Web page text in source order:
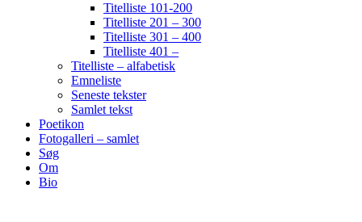
Titelliste 101-200
Titelliste 201 – 300
Titelliste 301 – 400
Titelliste 401 –
Titelliste – alfabetisk
Emneliste
Seneste tekster
Samlet tekst
Poetikon
Fotogalleri – samlet
Søg
Om
Bio